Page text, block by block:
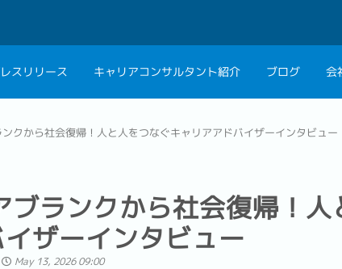
スリリース キャリアコンサルタント紹介 ブログ 会
会社概要
グループ代表メッセ
採用情報
キャリアコン
クから社会復帰！人と人をつなぐキャリアアドバイザーインタビュー
ランクから社会復帰！人
ザーインタビュー
May 13, 2026 09:00